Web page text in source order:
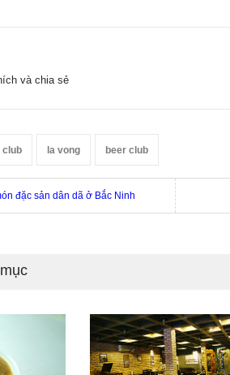
và chia sẻ
club la vong beer club
đặc sản dân dã ở Bắc Ninh